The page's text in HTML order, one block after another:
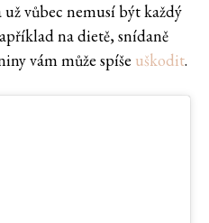
vůbec nemusí být každý
na dietě, snídaně
vám může spíše uškodit.